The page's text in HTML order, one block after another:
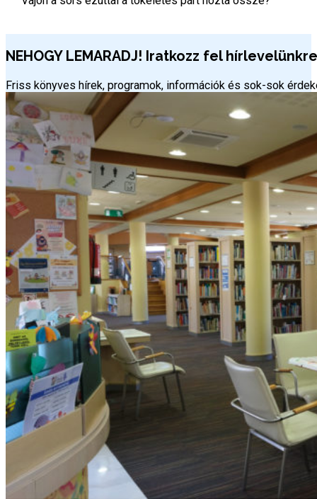
NEHOGY LEMARADJ! Iratkozz fel
Friss könyves hírek, programok, információk és sok-sok